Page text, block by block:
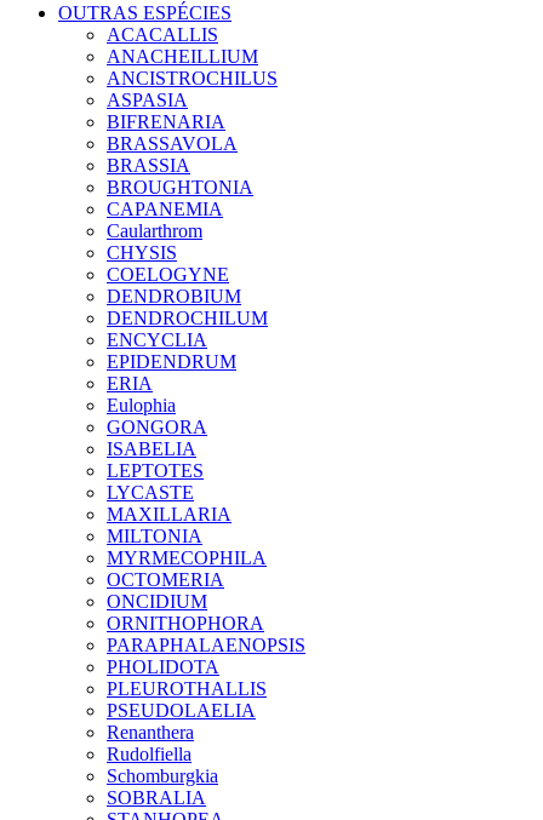
OUTRAS ESPÉCIES
ACACALLIS
ANACHEILLIUM
ANCISTROCHILUS
ASPASIA
BIFRENARIA
BRASSAVOLA
BRASSIA
BROUGHTONIA
CAPANEMIA
Caularthrom
CHYSIS
COELOGYNE
DENDROBIUM
DENDROCHILUM
ENCYCLIA
EPIDENDRUM
ERIA
Eulophia
GONGORA
ISABELIA
LEPTOTES
LYCASTE
MAXILLARIA
MILTONIA
MYRMECOPHILA
OCTOMERIA
ONCIDIUM
ORNITHOPHORA
PARAPHALAENOPSIS
PHOLIDOTA
PLEUROTHALLIS
PSEUDOLAELIA
Renanthera
Rudolfiella
Schomburgkia
SOBRALIA